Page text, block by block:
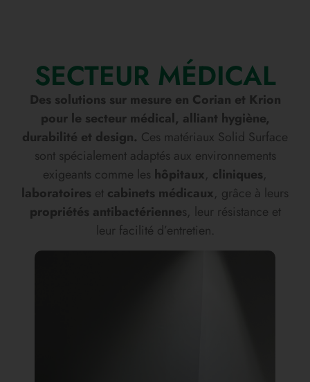
SECTEUR MÉDICAL
Des solutions sur mesure en Corian et Krion
pour le secteur médical, alliant hygiène,
durabilité et design. Ces matériaux Solid Surface
sont spécialement adaptés aux environnements
exigeants comme les hôpitaux, cliniques,
laboratoires et cabinets médicaux, grâce à leurs
propriétés antibactériennes, leur résistance et
leur facilité d’entretien.